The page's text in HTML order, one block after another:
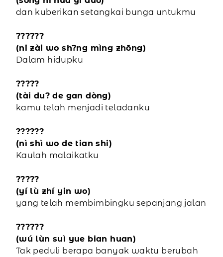
dan kuberikan setangkai bunga untukmu
??????
(ni zài wo sh?ng mìng zhõng)
Dalam hidupku
?????
(tài du? de gan dòng)
kamu telah menjadi teladanku
??????
(nì shì wo de tian shi)
Kaulah malaikatku
?????
(yí lù zhí yin wo)
yang telah membimbingku sepanjang jalan
??????
(wú lùn suì yue bian huan)
Tak peduli berapa banyak waktu berubah